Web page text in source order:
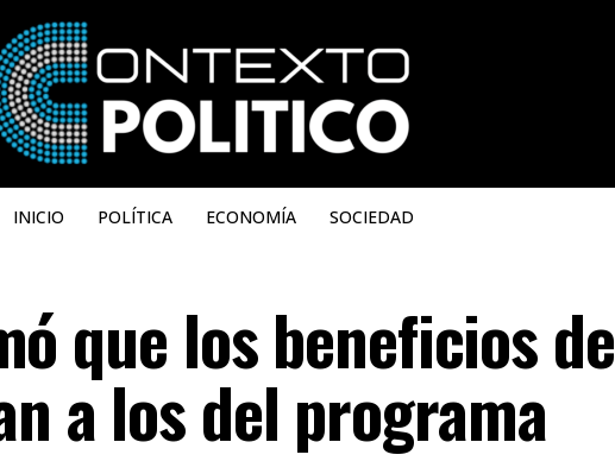
INICIO POLÍTICA ECONOMÍA SOCIEDAD
que los beneficios de
a los del programa